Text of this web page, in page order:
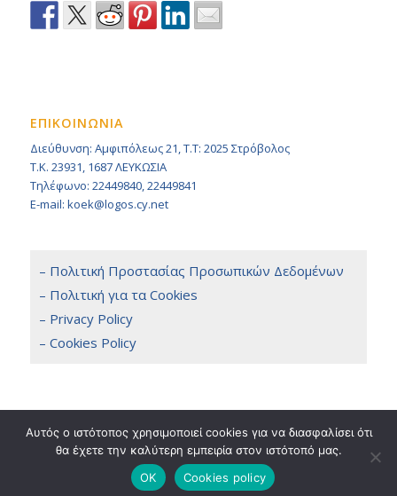
ΕΠΙΚΟΙΝΩΝΙΑ
Διεύθυνση: Αμφιπόλεως 21, Τ.Τ: 2025 Στρόβολος
Τ.Κ. 23931, 1687 ΛΕΥΚΩΣΙΑ
Τηλέφωνο: 22449840, 22449841
E-mail: koek@logos.cy.net
– Πολιτική Προστασίας Προσωπικών Δεδομένων
– Πολιτική για τα Cookies
– Privacy Policy
– Cookies Policy
Copyright 2014 © KOEK, All Rights Reserved. / Powered byNETinfo Plc
Αυτός ο ιστότοπος χρησιμοποιεί cookies για να διασφαλίσει ότι
θα έχετε την καλύτερη εμπειρία στον ιστότοπό μας.
OK
Cookies policy